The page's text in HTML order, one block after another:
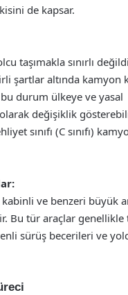
de kapsar.
taşımakla sınırlı
şartlar altında kamyon
durum ülkeye ve yasal
değişiklik
sınıfı (C sınıfı)
ve benzeri büyük
Bu tür araçlar genellikle
sürüş becerileri ve